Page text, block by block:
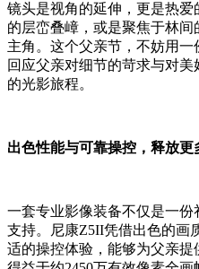
镜头是视角的延伸，更是热
的层峦叠嶂，或是聚焦于林
主角。这个父亲节，不妨用一
回应父亲对细节的苛求与对
的光影旅程。
出色性能与可靠操控，释放更
一套专业影像装备不仅是一
支持。尼康Z5II凭借出色的画
适的操控体验，能够为父亲提